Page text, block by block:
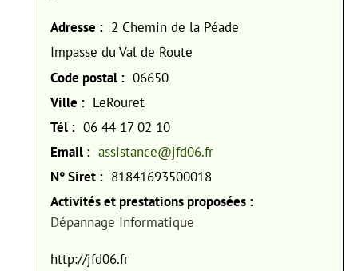
Adresse : 2 Chemin de la Péade
Impasse du Val de Route
Code postal : 06650
Ville : LeRouret
Tél : 06 44 17 02 10
Email : assistance@jfd06.fr
N° Siret : 81841693500018
Activités et prestations proposées :
Dépannage Informatique
http://jfd06.fr